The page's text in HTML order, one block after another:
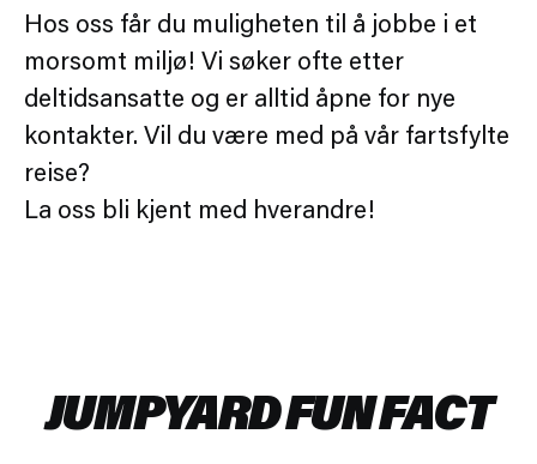
Hos oss får du muligheten til å jobbe i et
morsomt miljø! Vi søker ofte etter
deltidsansatte og er alltid åpne for nye
kontakter. Vil du være med på vår fartsfylte
reise?
La oss bli kjent med hverandre!
JUMPYARD FUN FACT